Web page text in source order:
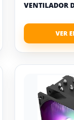
VENTILADOR